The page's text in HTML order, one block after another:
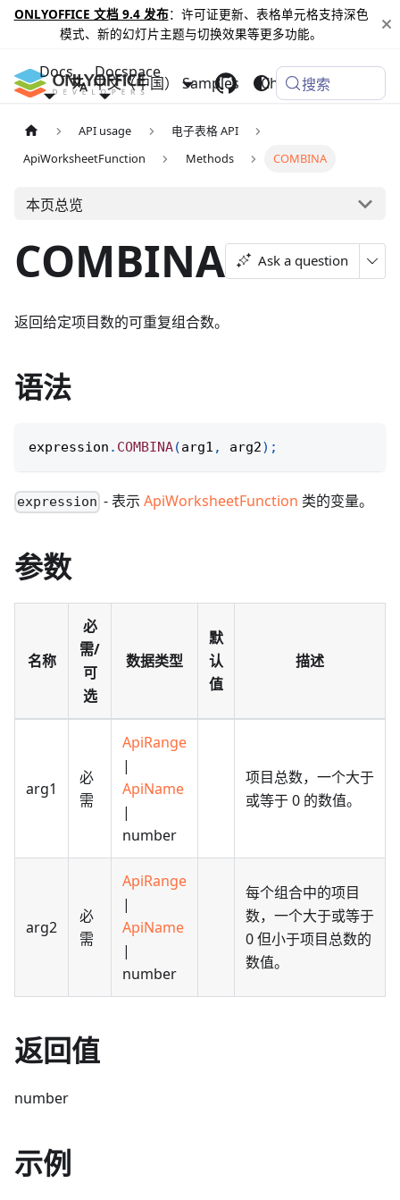
ONLYOFFICE 文档 9.4 发布：许可证更新、表格单元格支持深色
模式、新的幻灯片主题与切换效果等更多功能。
Docs Docspace
Samples Changelog
中文（中国） 搜索
API usage
电子表格 API
ApiWorksheetFunction
Methods COMBINA
本页总览
COMBINA Ask a question
返回给定项目数的可重复组合数。
语法
expression . COMBINA(arg1 , arg2) ;
expression - 表示ApiWorksheetFunction 类的变量。
参数
名称
必
需/
可
选
数据类型
默
认
值
描述
arg1
必
需
ApiRange
|
ApiName
|
number
项目总数，一个大于
或等于 0 的数值。
arg2
必
需
ApiRange
|
ApiName
|
number
每个组合中的项目
数，一个大于或等于
0 但小于项目总数的
数值。
返回值
number
示例